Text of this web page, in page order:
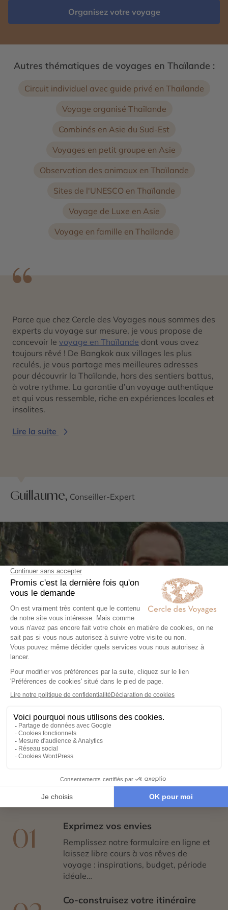
Organisez votre voyage
Autres thématiques de voyages en Thaïlande :
Circuit individuel avec guide privé en Thaïlande
Voyage organisé Thaïlande
Combinés en Asie du Sud-Est
Voyages en petit groupe en Asie
Observation des animaux en Thaïlande
Sites de l'UNESCO en Thaïlande
Voyage de Luxe en Asie
Voyage en famille en Thaïlande
Parce que chez Cercle des Voyages nous sommes des
experts du voyage sur mesure, je vous propose de
concevoir le voyage en Thaïlande dont vous avez
toujours rêvé ! De Bangkok aux villages les plus
reculés, je vous partage mes meilleures adresses
pour découvrir la Thaïlande, hors des sentiers battus,
à votre rythme. La garantie d’un voyage authentique
et qui vous ressemble, riche en expériences locales et
insolites.
Lire la suite
Guillaume, Conseiller-Expert
Découvrez le portrait de
Guillaume
01 Exprimez vos envies
Remplissez notre formulaire en ligne et
laissez libre cours à vos rêves de
voyage : inspirations, budget, période
idéale…
Co-construisez votre itinéraire